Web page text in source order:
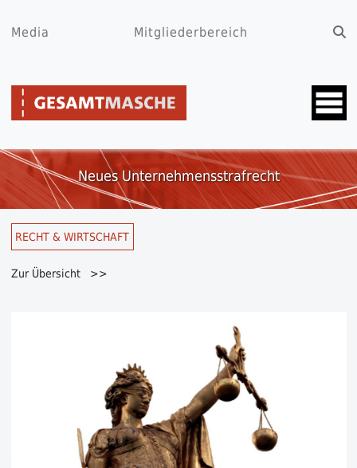
Media Mitgliederbereich
Neues Unternehmensstrafrecht
RECHT & WIRTSCHAFT
Zur Übersicht >>